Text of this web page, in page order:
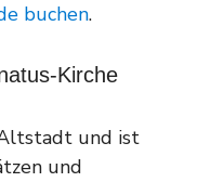
buchen.
Kirche
und ist
und